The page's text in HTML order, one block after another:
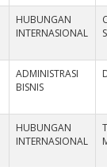
HUBUNGAN
INTERNASIONAL
ADMINISTRASI
BISNIS
HUBUNGAN
INTERNASIONAL